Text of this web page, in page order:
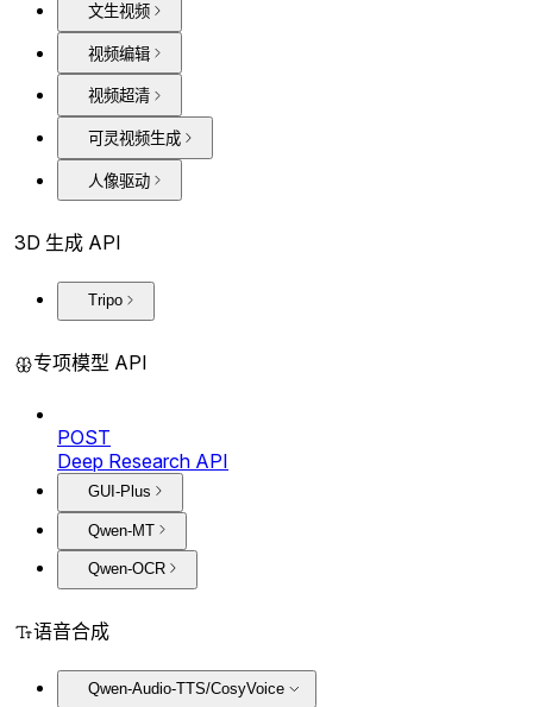
文生视频
视频编辑
视频超清
可灵视频生成
人像驱动
3D 生成 API
Tripo
专项模型 API
POST
Deep Research API
GUI-Plus
Qwen-MT
Qwen-OCR
语音合成
Qwen-Audio-TTS/CosyVoice